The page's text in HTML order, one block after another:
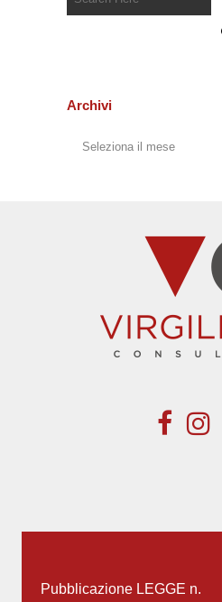
Archivi
Archivi
Pubblicazione LEGGE n.